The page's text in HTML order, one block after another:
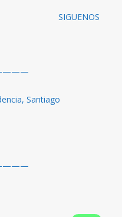
SIGUENOS
Santiago